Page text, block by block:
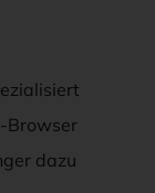
Browser
dazu